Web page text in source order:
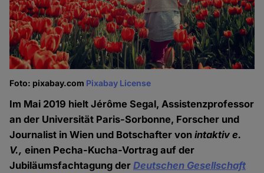
Foto: pixabay.com Pixabay License
Im Mai 2019 hielt Jérôme Segal, Assistenzprofessor
an der Universität Paris-Sorbonne, Forscher und
Journalist in Wien und Botschafter vonintaktiv e.
V., einen Pecha-Kucha-Vortrag auf der
Jubiläumsfachtagung derDeutschen Gesellschaft